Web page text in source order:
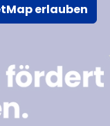
erlauben